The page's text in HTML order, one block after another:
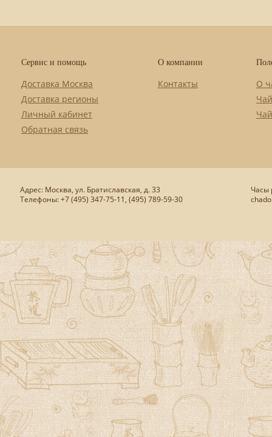
Сервис и помощь
Доставка Москва
Доставка регионы
Личный кабинет
Обратная связь
О компании
Контакты
О
Адрес: Москва, ул. Братиславская, д. 33
Телефоны: +7 (495) 347-75-11, (495) 789-59-30
Часы